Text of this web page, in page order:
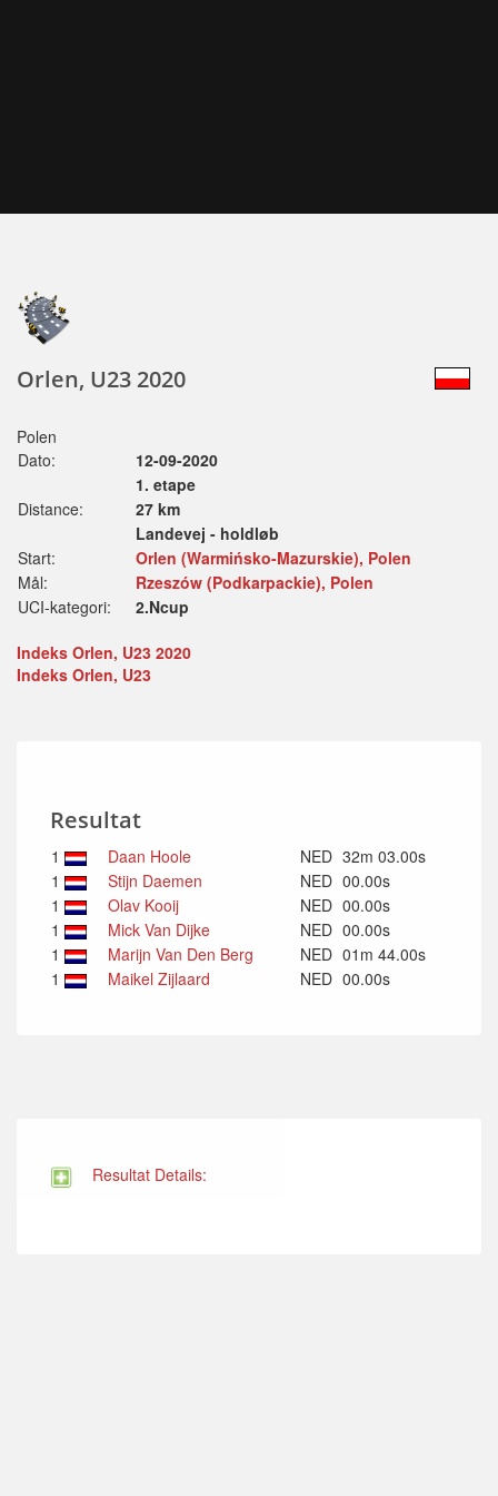
Orlen, U23 2020
Polen
Dato:
12-09-2020
1. etape
Distance:
27 km
Landevej - holdløb
Start:
Orlen (Warmińsko-Mazurskie), Polen
Mål:
Rzeszów (Podkarpackie), Polen
UCI-kategori:
2.Ncup
Indeks Orlen, U23 2020
Indeks Orlen, U23
Resultat
1 Daan Hoole NED 32m 03.00s
1
Stijn Daemen NED 00.00s
1
Olav Kooij NED 00.00s
1
Mick Van Dijke NED 00.00s
1
Marijn Van Den Berg NED 01m 44.00s
1
Maikel Zijlaard NED 00.00s
Resultat Details: